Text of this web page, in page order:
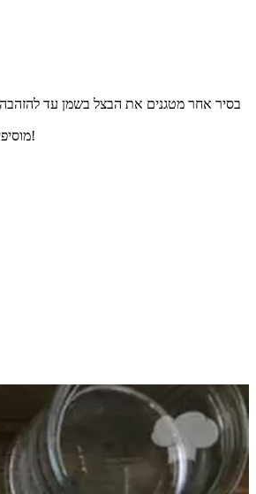
מוסיפים את הכנפיים והבורגול לסיר, ומערבבים. ממשיכים בבישול כחצי שעה נוספת עד שהבורגול מבושל. טועמים ומתקנים תיבול לפי הצורך. מתקבל מרק בורגול חורפי מושלם!